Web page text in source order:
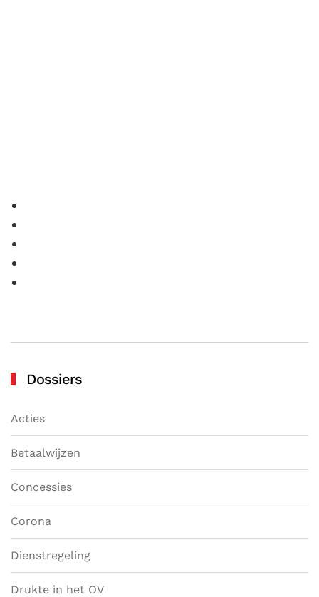
Dossiers
Acties
Betaalwijzen
Concessies
Corona
Dienstregeling
Drukte in het OV